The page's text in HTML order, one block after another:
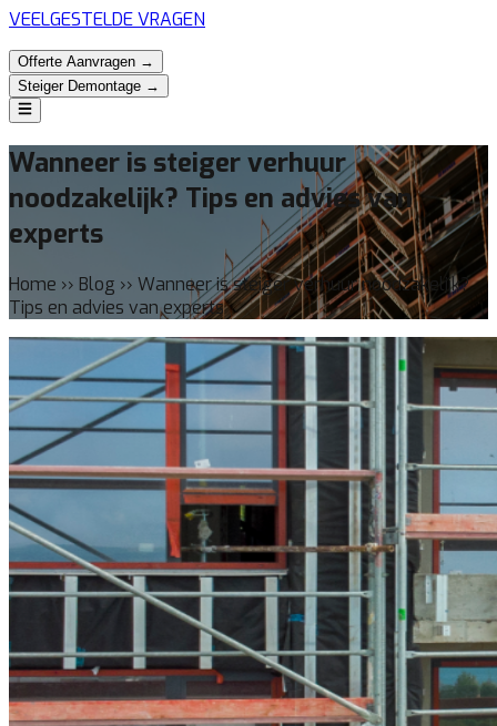
VEELGESTELDE VRAGEN
Offerte Aanvragen →
Steiger Demontage →
Wanneer is steiger verhuur
noodzakelijk? Tips en advies van
experts
Home ›› Blog ›› Wanneer is steiger verhuur noodzakelijk?
Tips en advies van experts